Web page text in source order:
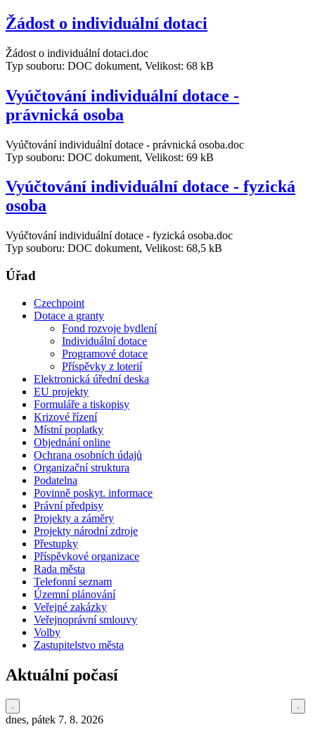
Žádost o individuální dotaci
Žádost o individuální dotaci.doc
Typ souboru: DOC dokument, Velikost: 68 kB
Vyúčtování individuální dotace -
právnická osoba
Vyúčtování individuální dotace - právnická osoba.doc
Typ souboru: DOC dokument, Velikost: 69 kB
Vyúčtování individuální dotace - fyzická
osoba
Vyúčtování individuální dotace - fyzická osoba.doc
Typ souboru: DOC dokument, Velikost: 68,5 kB
Úřad
Czechpoint
Dotace a granty
Fond rozvoje bydlení
Individuální dotace
Programové dotace
Příspěvky z loterií
Elektronická úřední deska
EU projekty
Formuláře a tiskopisy
Krizové řízení
Místní poplatky
Objednání online
Ochrana osobních údajů
Organizační struktura
Podatelna
Povinně poskyt. informace
Právní předpisy
Projekty a záměry
Projekty národní zdroje
Přestupky
Příspěvkové organizace
Rada města
Telefonní seznam
Územní plánování
Veřejné zakázky
Veřejnoprávní smlouvy
Volby
Zastupitelstvo města
Aktuální počasí
dnes, pátek 7. 8. 2026